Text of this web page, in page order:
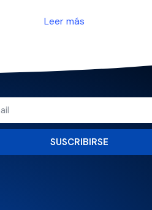
Leer más
SUSCRIBIRSE